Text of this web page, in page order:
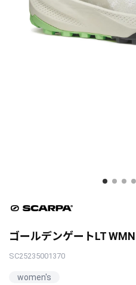
ゴールデンゲートLT WMN
SC25235001370
women's